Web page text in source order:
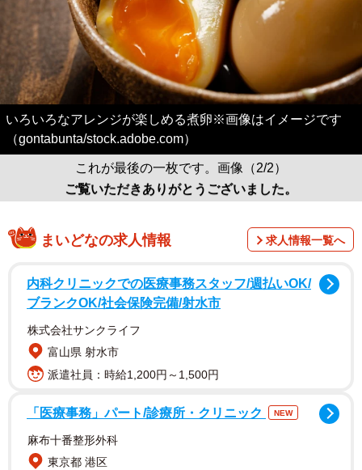
いろいろなアレンジが楽しめる煮卵※画像はイメージです
（gontabunta/stock.adobe.com）
これが最後の一枚です。画像（2/2）
ご覧いただきありがとうございました。
まいどなの求人情報 求人情報一覧へ
内科クリニックでの医療事務スタッフ/週払いOK/
ブランクOK/社会保険完備/射水市
株式会社サンクライフ
富山県 射水市
派遣社員：時給1,200円～1,500円
「医療事務」パート/診療所・クリニック NEW
麻布十番整形外科
東京都 港区